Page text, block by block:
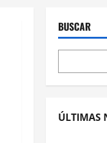
BUSCAR
ÚLTIMAS